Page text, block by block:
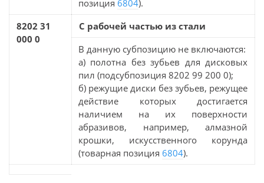
позиция 6804).
8202 31
000 0
С рабочей частью из стали
В данную субпозицию не включаются:
а) полотна без зубьев для дисковых
пил (подсубпозиция 8202 99 200 0);
б) режущие диски без зубьев, режущее
действие которых достигается
наличием на их поверхности
абразивов, например, алмазной
крошки, искусственного корунда
(товарная позиция 6804).